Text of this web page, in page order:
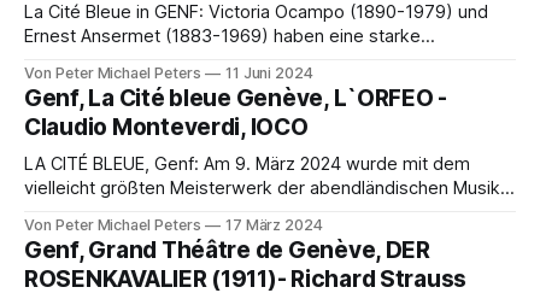
La Cité Bleue in GENF: Victoria Ocampo (1890-1979) und
Ernest Ansermet (1883-1969) haben eine starke
entfernte Orte, nämlich Buenos Aires und Genf vereinte,
sondern es auch ermöglichte .....
Von Peter Michael Peters 11 Juni 2024
Genf, La Cité bleue Genève, L`ORFEO -
Claudio Monteverdi, IOCO
LA CITÉ BLEUE, Genf: Am 9. März 2024 wurde mit dem
vielleicht größten Meisterwerk der abendländischen Musik-
und mit dem einmaligen Libretto von Alessandro Striggio
(1540-1592) eröffnet.
Von Peter Michael Peters 17 März 2024
Genf, Grand Théâtre de Genève, DER
ROSENKAVALIER (1911)- Richard Strauss